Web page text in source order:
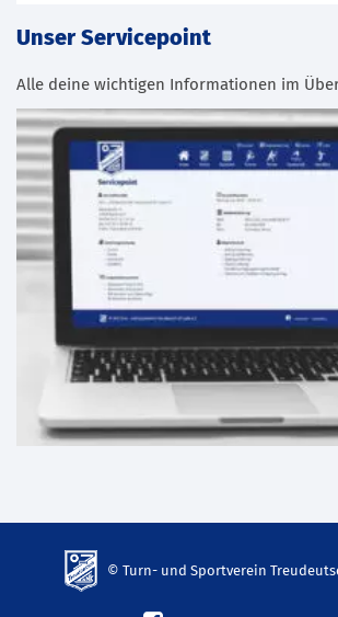
Unser Servicepoint
Alle deine wichtigen Informationen im
© Turn- und Sportverein